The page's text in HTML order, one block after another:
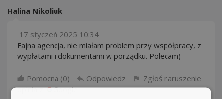
Halina Nikoliuk
17 styczeń 2025 10:34
Fajna agencja, nie miałam problem przy współpracy, z
wypłatami i dokumentami w porządku. Polecam)
Pomocna (0) Odpowiedz
Zgłoś naruszenie
opinia z
Google